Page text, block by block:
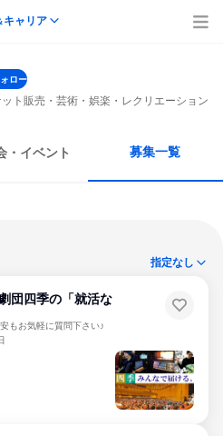
キャリア
ロー
ト販売・芸術・娯楽・レクリエーション
・イベント 募集一覧
指定なし
団四季の「就活な
もお気軽に質問下さい♪